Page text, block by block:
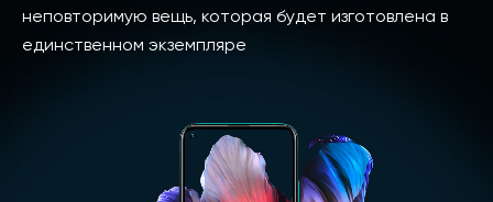
неповторимую вещь, которая будет изготовлена в
единственном экземпляре